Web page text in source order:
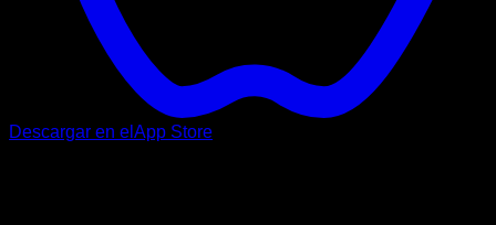
Descargar en el App Store